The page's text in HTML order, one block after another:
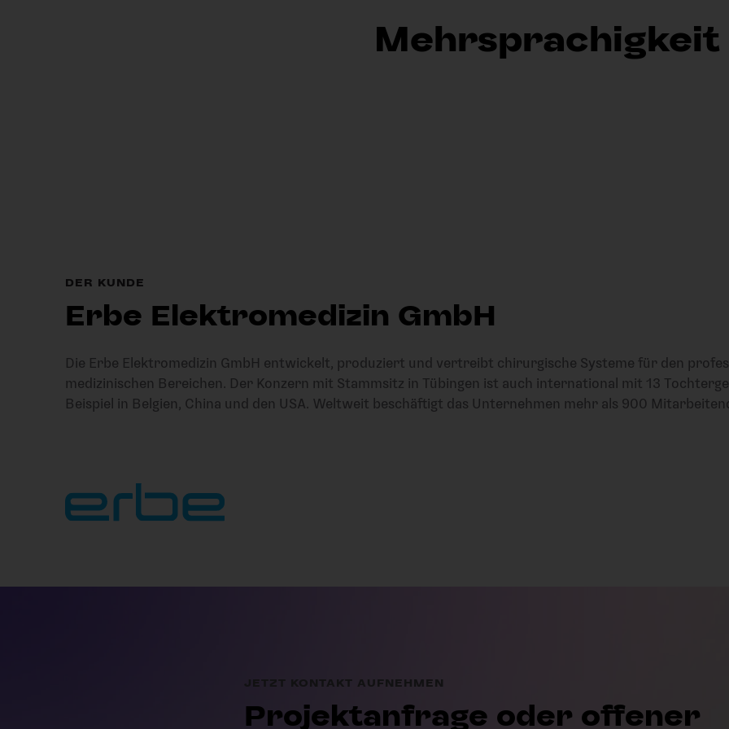
Mehrsprachigkeit
DER KUNDE
Erbe Elektromedizin GmbH
Die Erbe Elektromedizin GmbH entwickelt, produziert und vertreibt chirurgische Systeme für den
medizinischen Bereichen. Der Konzern mit Stammsitz in Tübingen ist auch international mit 13
Beispiel in Belgien, China und den USA. Weltweit beschäftigt das Unternehmen mehr als 900
JETZT KONTAKT AUFNEHMEN
Projektanfrage oder offener